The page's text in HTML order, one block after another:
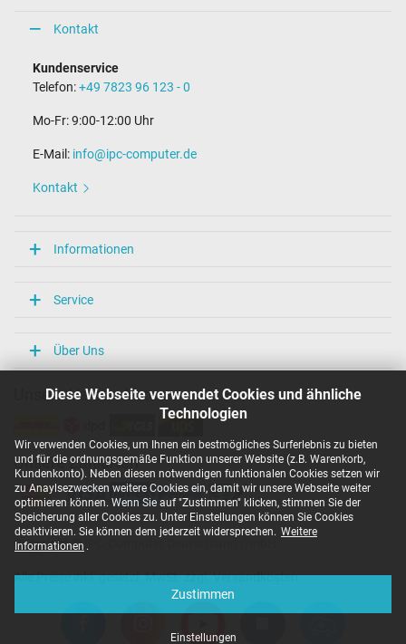
Diese Webseite verwendet Cookies und ähnliche
Technologien
Wir verwenden Cookies, um Ihnen ein bestmögliches Surferlebnis zu bieten
und für die ordnungsgemäße Funktion unserer Website (z.B. Warenkorb,
Kundenkonto). Neben diesen notwendigen funktionalen Cookies setzen wir
zu Anaylsezwecken weitere Cookies ein, damit wir unsere Webseite weiter
optimieren können. Wenn Sie auf "Zustimmen" klicken, stimmen Sie der
Speicherung aller Cookies zu. Unter Einstellungen können Sie Cookies
deaktivieren. Sie können dem jederzeit widersprechen. Weitere
Informationen .
Zustimmen
Einstellungen
Kontakt
Kundenservice
Telefon:+49 7823 96 123 - 0
Mo-Fr: 9:00-12:00 Uhr
E-Mail: info@ipc-computer.de
Kontakt
Informationen
Service
Über Uns
Unsere Versandarten
Unsere Zahlarten
Copyright ©
Alle Preise inkl. gesetzl. MwSt. zzgl. Versandkosten